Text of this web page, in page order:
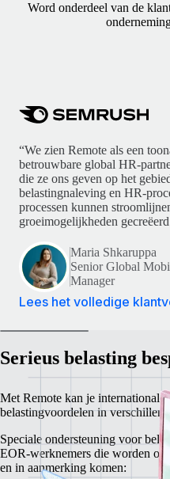
Word onderdeel van de
“We zien Remote als een
betrouwbare global HR-
die ze ons geven op het
belastingnaleving en HR-
processen kunnen
groeimogelijkheden
Maria Shkaruppa
Senior Global
Manager
Lees het volledige
Serieus belasting
Met Remote kan je internationale
belastingvoordelen in
Speciale ondersteuning voor
EOR-werknemers die worden
en in aanmerking komen: